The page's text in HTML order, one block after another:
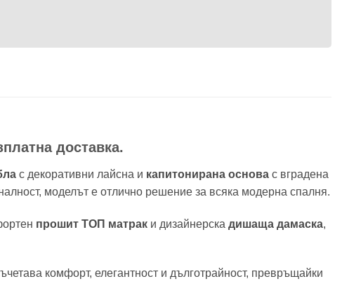
доставка.
с декоративни лайсна и капитонирана основа с вградена
моделът е отлично решение за всяка модерна спалня.
прошит ТОП матрак и дизайнерска дишаща дамаска,
комфорт, елегантност и дълготрайност, превръщайки